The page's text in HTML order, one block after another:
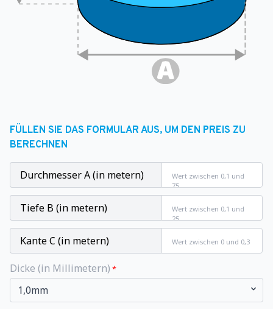
FÜLLEN SIE DAS FORMULAR AUS, UM DEN PREIS ZU
BERECHNEN
Durchmesser A (in metern)
Tiefe B (in metern)
Kante C (in metern)
Dicke (in Millimetern)